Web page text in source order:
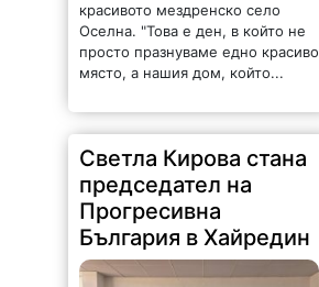
красивото мездренско село
Оселна. "Това е ден, в който не
просто празнуваме едно красиво
място, а нашия дом, който...
Светла Кирова стана
председател на
Прогресивна
България в Хайредин